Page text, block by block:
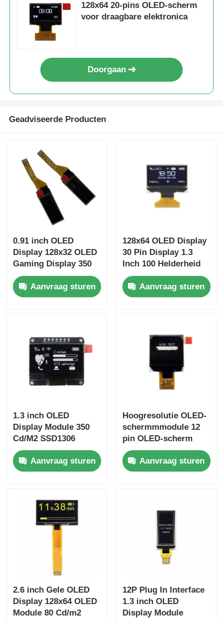
128x64 20-pins OLED-scherm
voor draagbare elektronica
Doorgaan
Geadviseerde Producten
0.91 inch OLED
Display 128x32 OLED
Gaming Display 350
Cd/M2 Wide Viewing
AngleAanvraag sturen
128x64 OLED Display
30 Pin Display 1.3
Inch 100 Helderheid
Driver IC SSD1306
Aanvraag sturen
1.3 inch OLED
Display Module 350
Cd/M2 SSD1306
OLED Display 7 Pin
Spi Interface
Aanvraag sturen
Hoogresolutie OLED-
schermmmodule 12
pin OLED-scherm
0,96 inch Driver IC
SSD1317Aanvraag sturen
2.6 inch Gele OLED
Display 128x64 OLED
Module 80 Cd/m2
12P Plug In Interface
1.3 inch OLED
Display Module